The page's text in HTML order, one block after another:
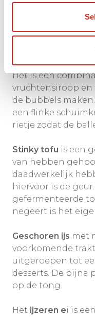
Hieronder een
maar wel het
In Taiwan is
Het is een
vruchtensiroop en
de bubbels
een flinke
rietje zodat de
Stinky tofu is een
van hebben
daadwerkelijk
hiervoor is de
gefermenteerde
negeert is het
Geschoren ijs met
voorkomende
uitgeroepen tot
desserts. De bijna
op de tong.
Het ijzeren ei is